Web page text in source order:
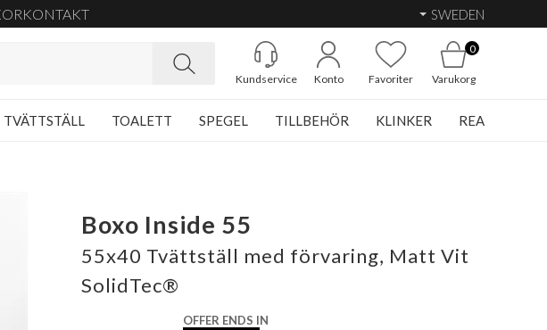
KONTAKT SWEDEN
Kundservice Konto Favoriter
0
Varukorg
TVÄTTSTÄLL TOALETT SPEGEL TILLBEHÖR KLINKER REA
Boxo Inside 55
55x40 Tvättställ med förvaring, Matt Vit
SolidTec®
OFFER ENDS IN